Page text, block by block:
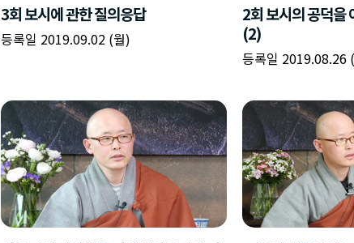
3회 보시에 관한 질의응답
등록일 2019.09.02 (월)
2회 보시의 공덕을
(2)
등록일 2019.08.26